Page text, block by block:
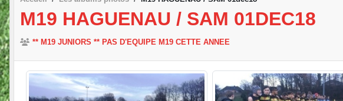
M19 HAGUENAU / SAM 01DEC18
** M19 JUNIORS ** PAS D'EQUIPE M19 CETTE ANNEE